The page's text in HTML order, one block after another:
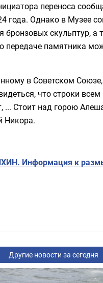
переноса
года. Однако в Музее
бронзовых скульптур,
передаче памятника
в Советском
что строки
Стоит над горою
Никора.
Информация к
Другие новости за сегодня